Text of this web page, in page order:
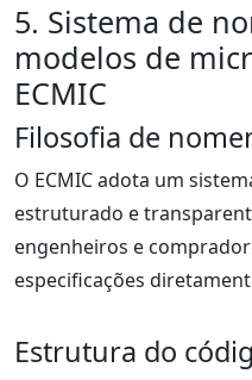
5. Sistema de
modelos de
ECMIC
Filosofia de
O ECMIC adota um
estruturado e
engenheiros e
especificações
Estrutura do